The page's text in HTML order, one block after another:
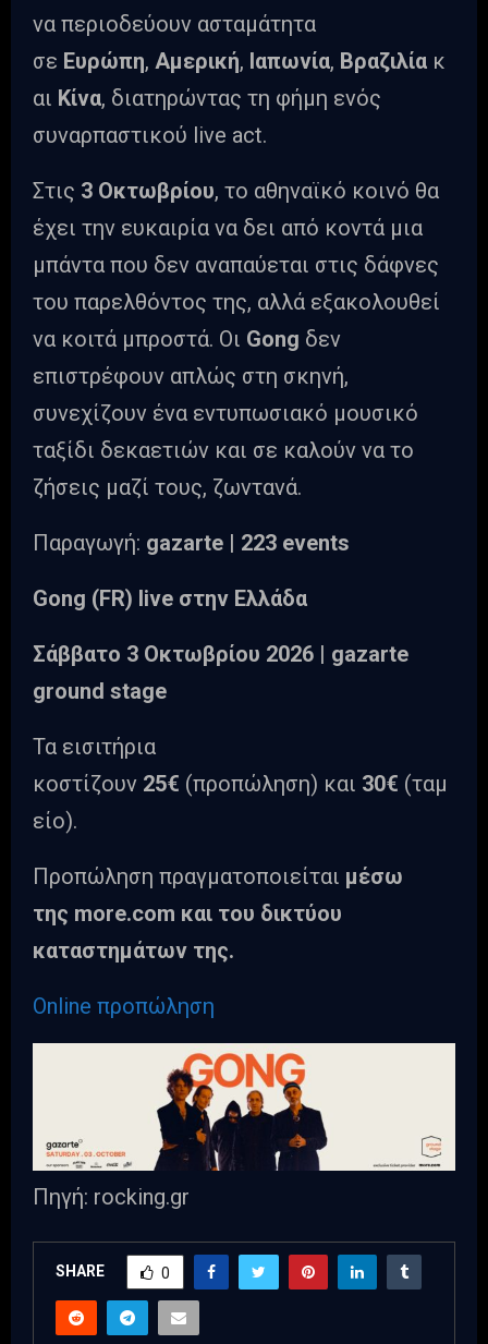
να περιοδεύουν ασταμάτητα
σε Ευρώπη, Αμερική, Ιαπωνία, Βραζιλία κ
αι Κίνα, διατηρώντας τη φήμη ενός
συναρπαστικού live act.
Στις 3 Οκτωβρίου, το αθηναϊκό κοινό θα
έχει την ευκαιρία να δει από κοντά μια
μπάντα που δεν αναπαύεται στις δάφνες
του παρελθόντος της, αλλά εξακολουθεί
να κοιτά μπροστά. Οι Gong δεν
επιστρέφουν απλώς στη σκηνή,
συνεχίζουν ένα εντυπωσιακό μουσικό
ταξίδι δεκαετιών και σε καλούν να το
ζήσεις μαζί τους, ζωντανά.
Παραγωγή: gazarte | 223 events
Gong (FR) live στην Ελλάδα
Σάββατο 3 Οκτωβρίου 2026 | gazarte
ground stage
Τα εισιτήρια
κοστίζουν 25€ (προπώληση) και 30€ (ταμ
είο).
Προπώληση πραγματοποιείται μέσω
της more.com και του δικτύου
καταστημάτων της.
Online προπώληση
Πηγή: rocking.gr
SHARE 0